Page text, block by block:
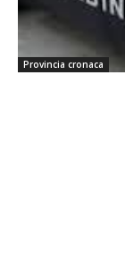
Provincia cronaca